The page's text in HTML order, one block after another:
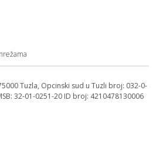
Tuzla, Opcinski sud u Tuzli broj: 032-0-
32-01-0251-20 ID broj: 4210478130006